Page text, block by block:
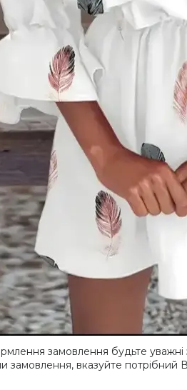
замовлення будьте уважні
замовлення, вказуйте